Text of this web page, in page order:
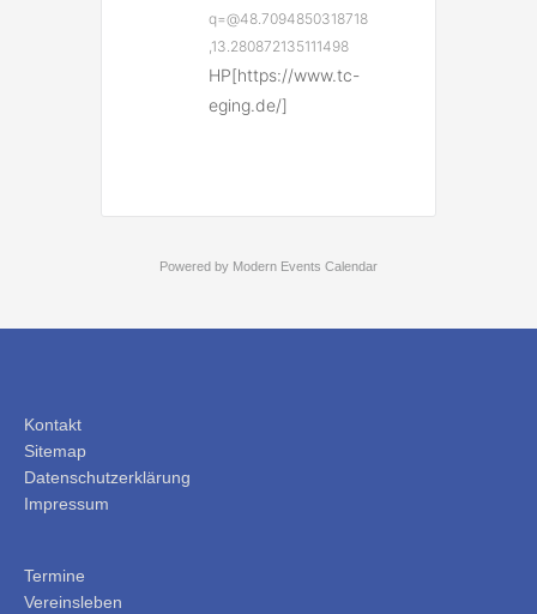
q=@48.7094850318718
,13.280872135111498
HP[https://www.tc-
eging.de/]
Powered by Modern Events Calendar
Kontakt
Sitemap
Datenschutzerklärung
Impressum
Termine
Vereinsleben